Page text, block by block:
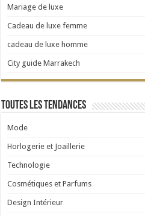
Mariage de luxe
Cadeau de luxe femme
cadeau de luxe homme
City guide Marrakech
Toutes les tendances
Mode
Horlogerie et Joaillerie
Technologie
Cosmétiques et Parfums
Design Intérieur